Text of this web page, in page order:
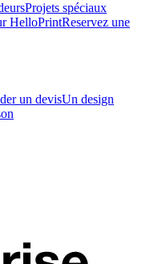
Projets spéciaux
HelloPrintReservez une
un devisUn design